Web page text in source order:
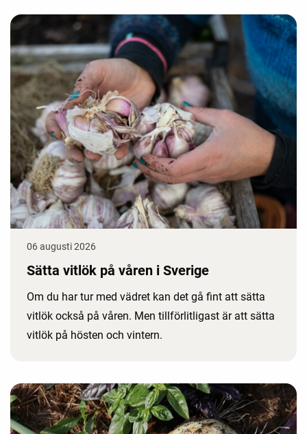
06 augusti 2026
Sätta vitlök på våren i Sverige
Om du har tur med vädret kan det gå fint att sätta
vitlök också på våren. Men tillförlitligast är att sätta
vitlök på hösten och vintern.